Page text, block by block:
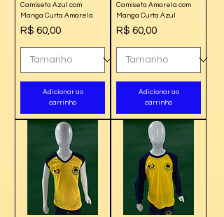
Camiseta Azul com
Manga Curta Amarela
Preço
R$ 60,00
Adicionar ao
carrinho
Camiseta Amarela com
Manga Curta Azul
Preço
R$ 60,00
Adicionar ao
carrinho